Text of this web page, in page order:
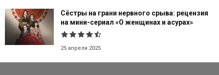
Сёстры на грани нервного срыва: рецензия
на мини-сериал «О женщинах и асурах»
25 апреля 2025